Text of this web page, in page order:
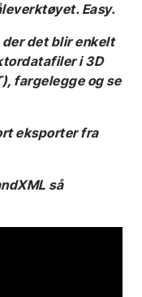
Easy.
det blir enkelt
i 3D
fargelegge og se
eksporter fra
så